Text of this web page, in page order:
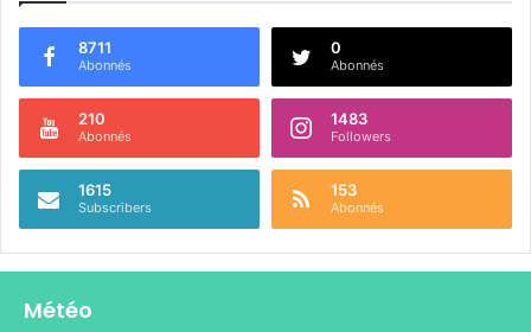
8711
Abonnés
0
Abonnés
210
Abonnés
1483
Followers
1615
Subscribers
153
Abonnés
Météo